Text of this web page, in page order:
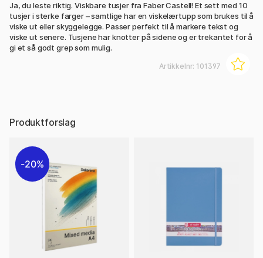
Ja, du leste riktig. Viskbare tusjer fra Faber Castell! Et sett med 10
tusjer i sterke farger – samtlige har en viskelærtupp som brukes til å
viske ut eller skyggelegge. Passer perfekt til å markere tekst og
viske ut senere. Tusjene har knotter på sidene og er trekantet for å
gi et så godt grep som mulig.
Artikkelnr: 101397
Produktforslag
20%